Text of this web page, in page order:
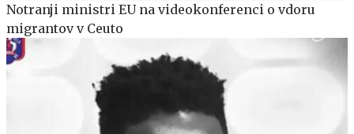
Notranji ministri EU na videokonferenci o vdoru
migrantov v Ceuto